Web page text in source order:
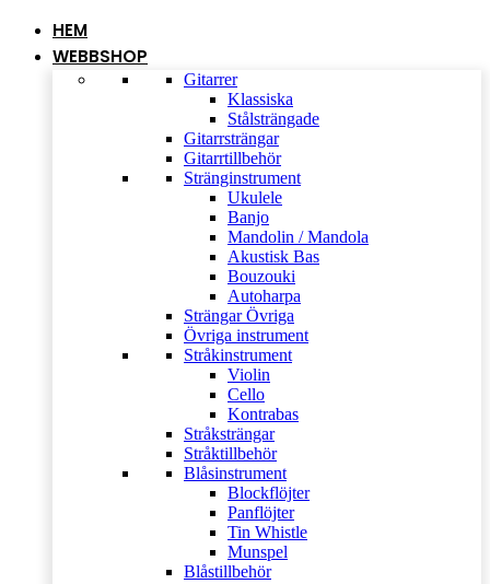
HEM
WEBBSHOP
Gitarrer
Klassiska
Stålsträngade
Gitarrsträngar
Gitarrtillbehör
Stränginstrument
Ukulele
Banjo
Mandolin / Mandola
Akustisk Bas
Bouzouki
Autoharpa
Strängar Övriga
Övriga instrument
Stråkinstrument
Violin
Cello
Kontrabas
Stråksträngar
Stråktillbehör
Blåsinstrument
Blockflöjter
Panflöjter
Tin Whistle
Munspel
Blåstillbehör